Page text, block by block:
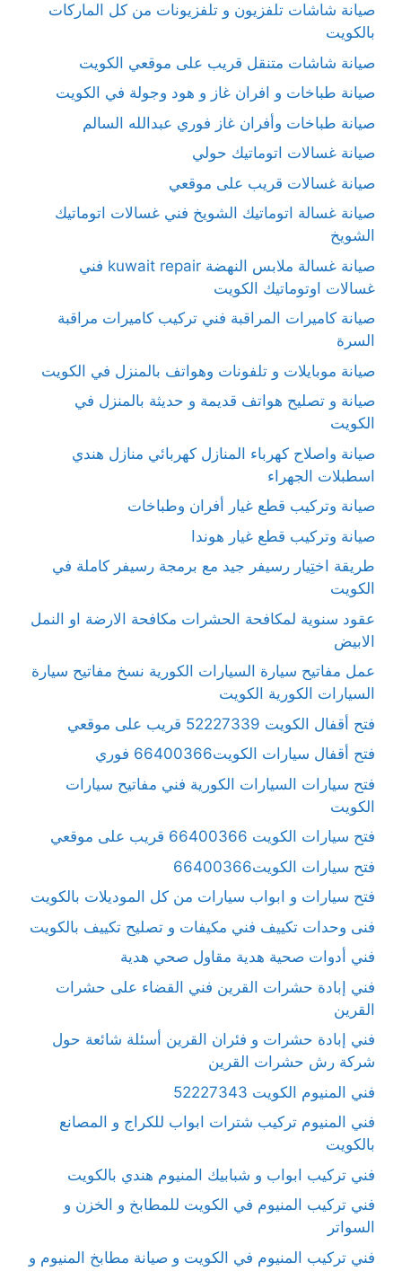
صيانة شاشات تلفزيون و تلفزيونات من كل الماركات
بالكويت
صيانة شاشات متنقل قريب على موقعي الكويت
صيانة طباخات و افران غاز و هود وجولة في الكويت
صيانة طباخات وأفران غاز فوري عبدالله السالم
صيانة غسالات اتوماتيك حولي
صيانة غسالات قريب على موقعي
صيانة غسالة اتوماتيك الشويخ فني غسالات اتوماتيك
الشويخ
صيانة غسالة ملابس النهضة kuwait repair فني
غسالات اوتوماتيك الكويت
صيانة كاميرات المراقبة فني تركيب كاميرات مراقبة
السرة
صيانة موبايلات و تلفونات وهواتف بالمنزل في الكويت
صيانة و تصليح هواتف قديمة و حديثة بالمنزل في
الكويت
صيانة واصلاح كهرباء المنازل كهربائي منازل هندي
اسطبلات الجهراء
صيانة وتركيب قطع غيار أفران وطباخات
صيانة وتركيب قطع غيار هوندا
طريقة اختِيار رسيفر جيد مع برمجة رسيفر كاملة في
الكويت
عقود سنوية لمكافحة الحشرات مكافحة الارضة او النمل
الابيض
عمل مفاتيح سيارة السيارات الكورية نسخ مفاتيح سيارة
السيارات الكورية الكويت
فتح أقفال الكويت 52227339 قريب على موقعي
فتح أقفال سيارات الكويت66400366 فوري
فتح سيارات السيارات الكورية فني مفاتيح سيارات
الكويت
فتح سيارات الكويت 66400366 قريب على موقعي
فتح سيارات الكويت66400366
فتح سيارات و ابواب سيارات من كل الموديلات بالكويت
فنى وحدات تكييف فني مكيفات و تصليح تكييف بالكويت
فني أدوات صحية هدية مقاول صحي هدية
فني إبادة حشرات القرين فني القضاء على حشرات
القرين
فني إبادة حشرات و فئران القرين أسئلة شائعة حول
شركة رش حشرات القرين
فني المنيوم الكويت 52227343
فني المنيوم تركيب شترات ابواب للكراج و المصانع
بالكويت
فني تركيب ابواب و شبابيك المنيوم هندي بالكويت
فني تركيب المنيوم في الكويت للمطابخ و الخزن و
السواتر
فني تركيب المنيوم في الكويت و صيانة مطابخ المنيوم و